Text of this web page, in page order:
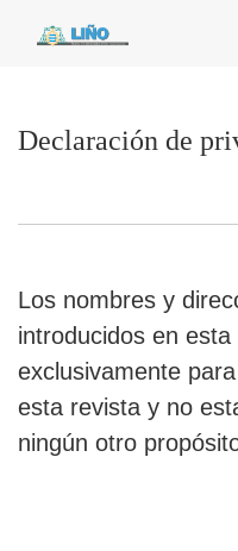
Declaración de
Los nombres y
introducidos en
exclusivamente
esta revista y no
ningún otro